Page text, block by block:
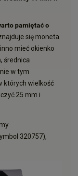
pamiętać o
się moneta.
mieć okienko
średnica
w tym
których wielkość
25 mm i
320757),